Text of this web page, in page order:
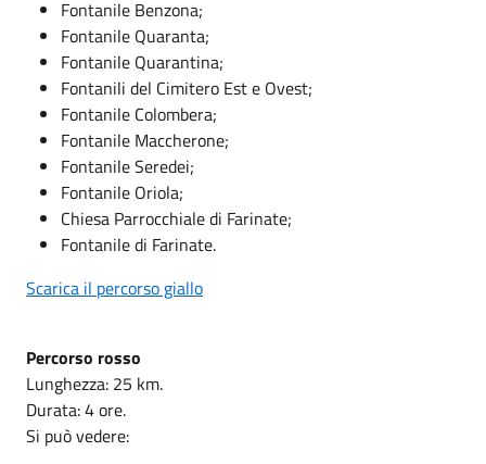
Fontanile Benzona;
Fontanile Quaranta;
Fontanile Quarantina;
Fontanili del Cimitero Est e Ovest;
Fontanile Colombera;
Fontanile Maccherone;
Fontanile Seredei;
Fontanile Oriola;
Chiesa Parrocchiale di Farinate;
Fontanile di Farinate.
Scarica il percorso giallo
Percorso rosso
Lunghezza: 25 km.
Durata: 4 ore.
Si può vedere: